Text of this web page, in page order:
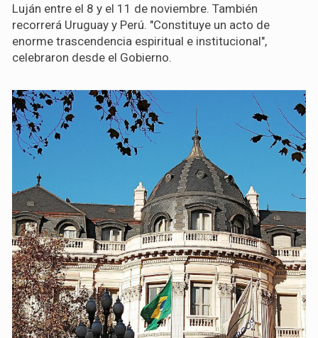
Luján entre el 8 y el 11 de noviembre. También
recorrerá Uruguay y Perú. "Constituye un acto de
enorme trascendencia espiritual e institucional",
celebraron desde el Gobierno.